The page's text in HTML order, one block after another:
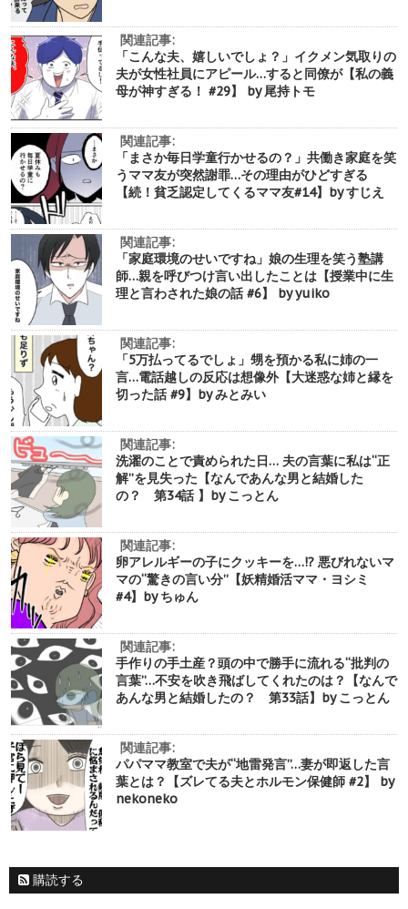
関連記事:
「こんな夫、嬉しいでしょ？」イクメン気取りの
夫が女性社員にアピール…すると同僚が【私の義
母が神すぎる！ #29】 by 尾持トモ
関連記事:
「まさか毎日学童行かせるの？」共働き家庭を笑
うママ友が突然謝罪…その理由がひどすぎる
【続！貧乏認定してくるママ友#14】by すじえ
関連記事:
「家庭環境のせいですね」娘の生理を笑う塾講
師…親を呼びつけ言い出したことは【授業中に生
理と言わされた娘の話 #6】 by yuiko
関連記事:
「5万払ってるでしょ」甥を預かる私に姉の一
言…電話越しの反応は想像外【大迷惑な姉と縁を
切った話 #9】by みとみい
関連記事:
洗濯のことで責められた日… 夫の言葉に私は“正
解”を見失った【なんであんな男と結婚した
の？ 第34話 】by こっとん
関連記事:
卵アレルギーの子にクッキーを…!? 悪びれないマ
マの“驚きの言い分”【妖精婚活ママ・ヨシミ
#4】by ちゅん
関連記事:
手作りの手土産？頭の中で勝手に流れる“批判の
言葉”…不安を吹き飛ばしてくれたのは？【なんで
あんな男と結婚したの？ 第33話】by こっとん
関連記事:
パパママ教室で夫が“地雷発言”…妻が即返した言
葉とは？【ズレてる夫とホルモン保健師 #2】 by
nekoneko
購読する